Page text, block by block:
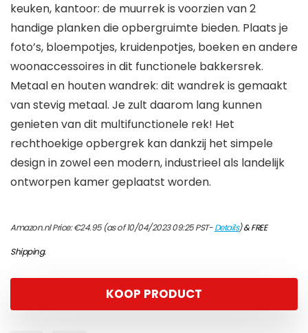
keuken, kantoor: de muurrek is voorzien van 2
handige planken die opbergruimte bieden. Plaats je
foto’s, bloempotjes, kruidenpotjes, boeken en andere
woonaccessoires in dit functionele bakkersrek.
Metaal en houten wandrek: dit wandrek is gemaakt
van stevig metaal. Je zult daarom lang kunnen
genieten van dit multifunctionele rek! Het
rechthoekige opbergrek kan dankzij het simpele
design in zowel een modern, industrieel als landelijk
ontworpen kamer geplaatst worden.
Amazon.nl Price:€24.95(as of 10/04/2023 09:25 PST-Details)&FREE
Shipping.
KOOP PRODUCT